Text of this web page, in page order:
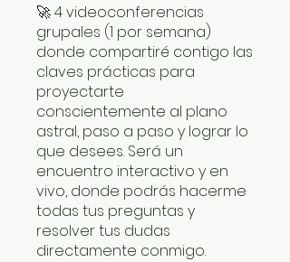
🚀 4 videoconferencias
grupales (1 por semana)
donde compartiré contigo las
claves prácticas para
proyectarte
conscientemente al plano
astral, paso a paso y lograr lo
que desees. Será un
encuentro interactivo y en
vivo, donde podrás hacerme
todas tus preguntas y
resolver tus dudas
directamente conmigo.